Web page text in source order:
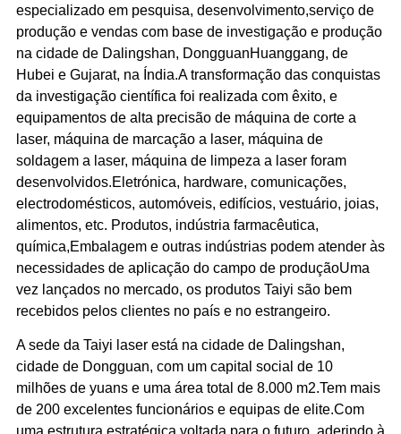
especializado em pesquisa, desenvolvimento,serviço de
produção e vendas com base de investigação e produção
na cidade de Dalingshan, DongguanHuanggang, de
Hubei e Gujarat, na Índia.A transformação das conquistas
da investigação científica foi realizada com êxito, e
equipamentos de alta precisão de máquina de corte a
laser, máquina de marcação a laser, máquina de
soldagem a laser, máquina de limpeza a laser foram
desenvolvidos.Eletrónica, hardware, comunicações,
electrodomésticos, automóveis, edifícios, vestuário, joias,
alimentos, etc. Produtos, indústria farmacêutica,
química,Embalagem e outras indústrias podem atender às
necessidades de aplicação do campo de produçãoUma
vez lançados no mercado, os produtos Taiyi são bem
recebidos pelos clientes no país e no estrangeiro.
A sede da Taiyi laser está na cidade de Dalingshan,
cidade de Dongguan, com um capital social de 10
milhões de yuans e uma área total de 8.000 m2.Tem mais
de 200 excelentes funcionários e equipas de elite.Com